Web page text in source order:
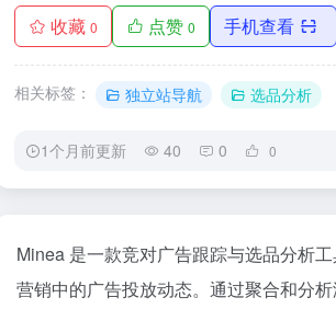
收藏 0 点赞 0 手机查看
相关标签： 独立站导航 选品分析
1个月前更新 40 0 0
Minea 是一款竞对广告跟踪与选品分析
营销中的广告投放动态。通过聚合和分